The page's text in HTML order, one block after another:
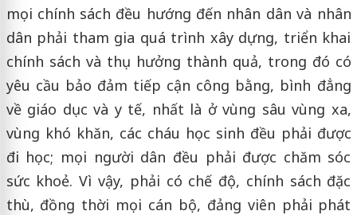
mọi chính sách đều hướng đến nhân dân và nhân
dân phải tham gia quá trình xây dựng, triển khai
chính sách và thụ hưởng thành quả, trong đó có
yêu cầu bảo đảm tiếp cận công bằng, bình đẳng
về giáo dục và y tế, nhất là ở vùng sâu vùng xa,
vùng khó khăn, các cháu học sinh đều phải được
đi học; mọi người dân đều phải được chăm sóc
sức khoẻ. Vì vậy, phải có chế độ, chính sách đặc
thù, đồng thời mọi cán bộ, đảng viên phải phát